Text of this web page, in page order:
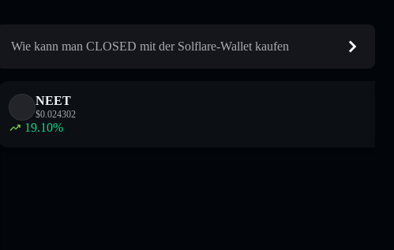
Wie kann man CLOSED mit der Solflare-Wallet kaufen
NEET
$0.024302
19.10%